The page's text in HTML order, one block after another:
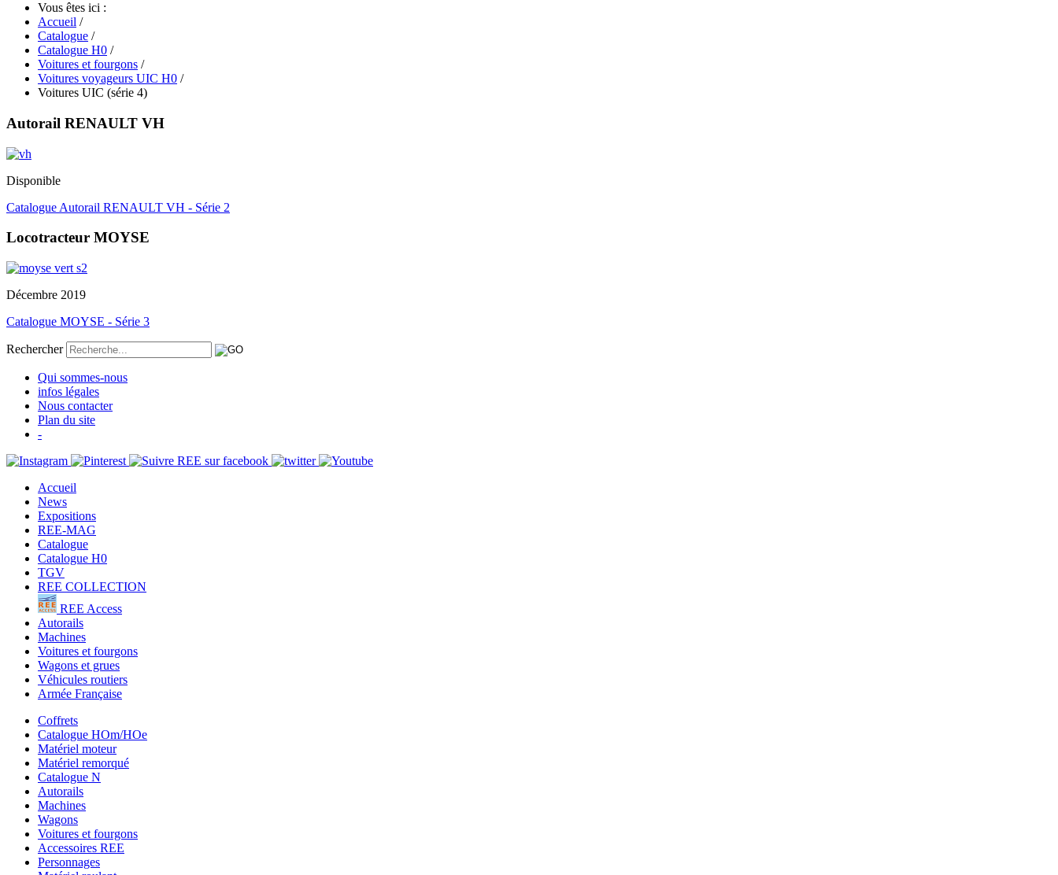
Vous êtes ici :
Accueil /
Catalogue /
Catalogue H0 /
Voitures et fourgons /
Voitures voyageurs UIC H0 /
Voitures UIC (série 4)
Autorail RENAULT VH
Disponible
Catalogue Autorail RENAULT VH - Série 2
Locotracteur MOYSE
Décembre 2019
Catalogue MOYSE - Série 3
Rechercher
Qui sommes-nous
infos légales
Nous contacter
Plan du site
-
Accueil
News
Expositions
REE-MAG
Catalogue
Catalogue H0
TGV
REE COLLECTION
REE Access
Autorails
Machines
Voitures et fourgons
Wagons et grues
Véhicules routiers
Armée Française
Coffrets
Catalogue HOm/HOe
Matériel moteur
Matériel remorqué
Catalogue N
Autorails
Machines
Wagons
Voitures et fourgons
Accessoires REE
Personnages